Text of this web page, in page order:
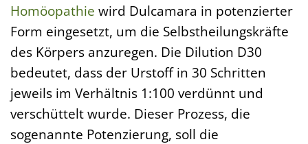
Homöopathie wird Dulcamara in potenzierter
Form eingesetzt, um die Selbstheilungskräfte
des Körpers anzuregen. Die Dilution D30
bedeutet, dass der Urstoff in 30 Schritten
jeweils im Verhältnis 1:100 verdünnt und
verschüttelt wurde. Dieser Prozess, die
sogenannte Potenzierung, soll die